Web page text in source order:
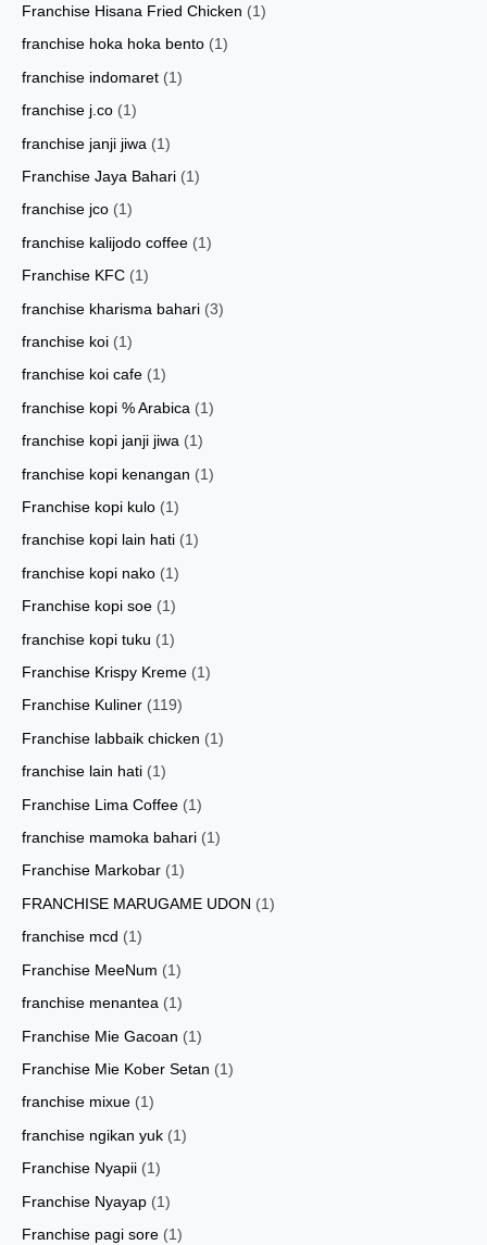
Franchise Hisana Fried Chicken (1)
franchise hoka hoka bento (1)
franchise indomaret (1)
franchise j.co (1)
franchise janji jiwa (1)
Franchise Jaya Bahari (1)
franchise jco (1)
franchise kalijodo coffee (1)
Franchise KFC (1)
franchise kharisma bahari (3)
franchise koi (1)
franchise koi cafe (1)
franchise kopi % Arabica (1)
franchise kopi janji jiwa (1)
franchise kopi kenangan (1)
Franchise kopi kulo (1)
franchise kopi lain hati (1)
franchise kopi nako (1)
Franchise kopi soe (1)
franchise kopi tuku (1)
Franchise Krispy Kreme (1)
Franchise Kuliner (119)
Franchise labbaik chicken (1)
franchise lain hati (1)
Franchise Lima Coffee (1)
franchise mamoka bahari (1)
Franchise Markobar (1)
FRANCHISE MARUGAME UDON (1)
franchise mcd (1)
Franchise MeeNum (1)
franchise menantea (1)
Franchise Mie Gacoan (1)
Franchise Mie Kober Setan (1)
franchise mixue (1)
franchise ngikan yuk (1)
Franchise Nyapii (1)
Franchise Nyayap (1)
Franchise pagi sore (1)